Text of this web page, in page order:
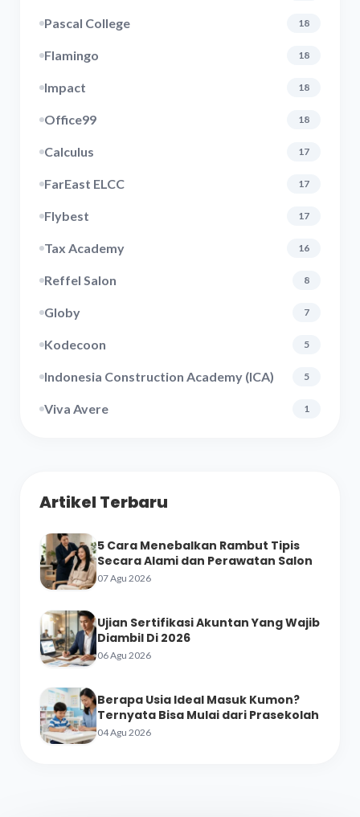
Pascal College 18
Flamingo 18
Impact 18
Office99 18
Calculus 17
FarEast ELCC 17
Flybest 17
Tax Academy 16
Reffel Salon 8
Globy 7
Kodecoon 5
Indonesia Construction Academy (ICA) 5
Viva Avere 1
Artikel Terbaru
5 Cara Menebalkan Rambut Tipis
Secara Alami dan Perawatan Salon
07 Agu 2026
Ujian Sertifikasi Akuntan Yang Wajib
Diambil Di 2026
06 Agu 2026
Berapa Usia Ideal Masuk Kumon?
Ternyata Bisa Mulai dari Prasekolah
04 Agu 2026